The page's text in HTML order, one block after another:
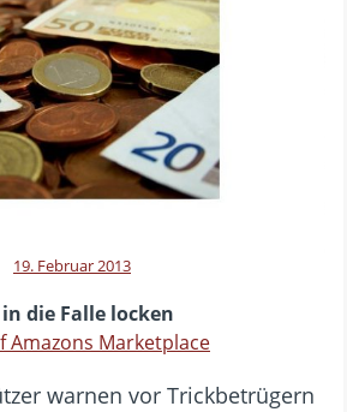
19. Februar 2013
die Falle locken
Amazons Marketplace
warnen vor Trickbetrügern